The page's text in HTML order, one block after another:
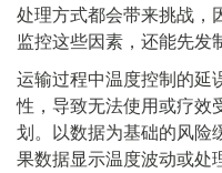
处理方式都会带来挑战，
监控这些因素，还能先发
运输过程中温度控制的延
性，导致无法使用或疗效
划。以数据为基础的风险
果数据显示温度波动或处